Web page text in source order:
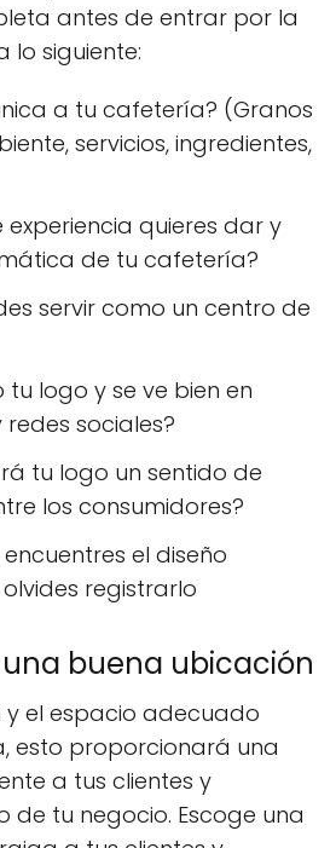
antes de entrar por la
lo siguiente:
a tu cafetería? (Granos
servicios, ingredientes,
experiencia quieres dar y
de tu cafetería?
servir como un centro de
tu logo y se ve bien en
sociales?
tu logo un sentido de
los consumidores?
el diseño
registrarlo
buena ubicación
y el espacio adecuado
esto proporcionará una
a tus clientes y
de tu negocio. Escoge una